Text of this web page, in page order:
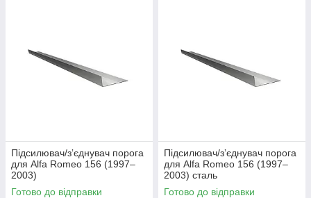
Підсилювач/зʼєднувач порога
для Alfa Romeo 156 (1997–
2003)
Готово до відправки
Підсилювач/зʼєднувач порога
для Alfa Romeo 156 (1997–
2003) сталь
Готово до відправки